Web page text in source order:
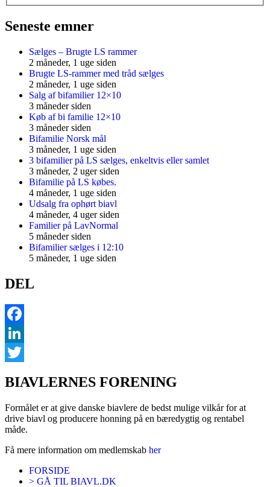
Seneste emner
Sælges – Brugte LS rammer
2 måneder, 1 uge siden
Brugte LS-rammer med tråd sælges
2 måneder, 1 uge siden
Salg af bifamilier 12×10
3 måneder siden
Køb af bi familie 12×10
3 måneder siden
Bifamilie Norsk mål
3 måneder, 1 uge siden
3 bifamilier på LS sælges, enkeltvis eller samlet
3 måneder, 2 uger siden
Bifamilie på LS købes.
4 måneder, 1 uge siden
Udsalg fra ophørt biavl
4 måneder, 4 uger siden
Familier på LavNormal
5 måneder siden
Bifamilier sælges i 12:10
5 måneder, 1 uge siden
DEL
Facebook
LinkedIn
BIAVLERNES FORENING
Formålet er at give danske biavlere de bedst mulige vilkår for at
drive biavl og producere honning på en bæredygtig og rentabel
måde.
Få mere information om medlemskab her
FORSIDE
> GÅ TIL BIAVL.DK